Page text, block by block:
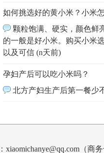
如何挑选好的黄小米？小米
颗粒饱满、硬实，颜色鲜
的一般是好小米。购买小米
以及可信 (n天前)
孕妇产后可以吃小米吗？
北方产妇生产后第一餐少
（商